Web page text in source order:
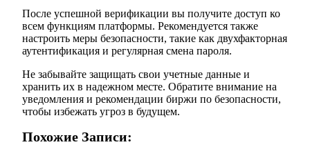
После успешной верификации вы получите доступ ко
всем функциям платформы. Рекомендуется также
настроить меры безопасности, такие как двухфакторная
аутентификация и регулярная смена пароля.
Не забывайте защищать свои учетные данные и
хранить их в надежном месте. Обратите внимание на
уведомления и рекомендации биржи по безопасности,
чтобы избежать угроз в будущем.
Похожие Записи: